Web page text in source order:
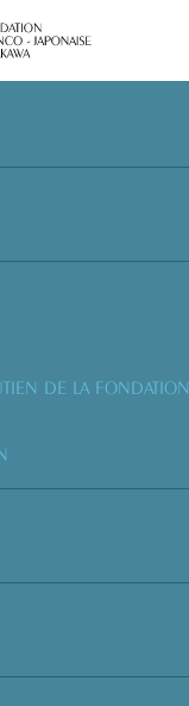
DE LA FONDATION